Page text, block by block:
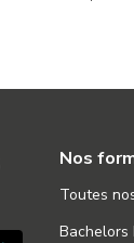
Nos
Toutes
Bachelors